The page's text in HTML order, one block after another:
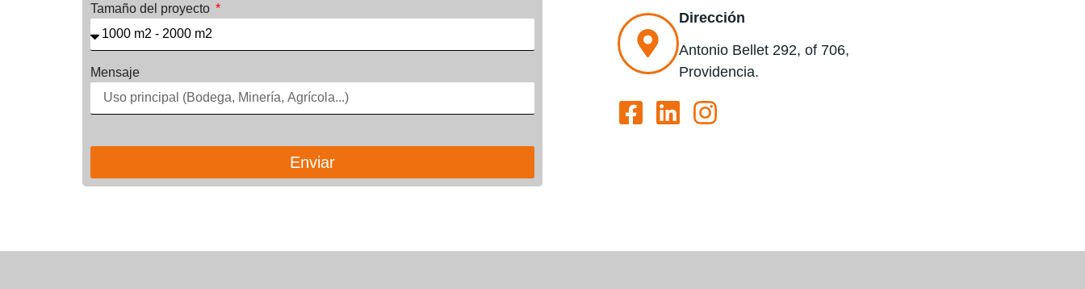
Tamaño del proyecto
Mensaje
Enviar
Dirección
Antonio Bellet 292, of 706,
Providencia.